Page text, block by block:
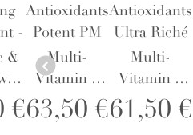
&
-
€
Multi-
Vitamin +
Antioxidants
Potent PM
63,50 €
Multi-
Vitamin +
Antioxidants
Ultra Riché
61,50 €